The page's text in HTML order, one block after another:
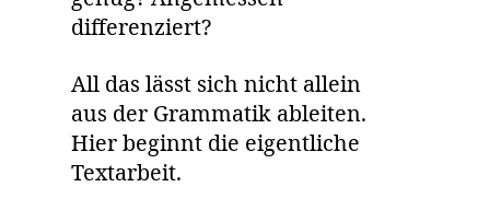
differenziert?
All das lässt sich nicht allein
aus der Grammatik ableiten.
Hier beginnt die eigentliche
Textarbeit.